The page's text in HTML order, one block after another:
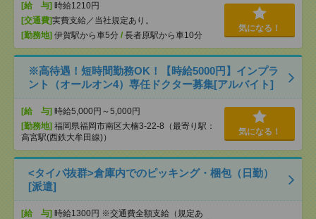
[給 与] 時給1210円
[交通費]実費支給／当社規定あり。
[勤務地] 伊賀駅から車5分 / 長者原駅から車10分
気になる！
※高待遇！短時間勤務OK！【時給5000円】インプラ
ント（オールオン4）専任ドクター募集[アルバイト]
[給 与] 時給5,000円～5,000円
[勤務地] 福岡県福岡市南区大楠3-22-8（最寄り駅：
高宮駅(西鉄大牟田線)）
気になる！
<タイパ抜群>倉庫内でのピッキング・梱包（日勤）
[派遣]
[給 与] 時給1300円 ※交通費全額支給（規定あ